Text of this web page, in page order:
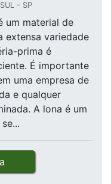
- SP
um material de
extensa variedade
prima é
É importante
uma empresa de
e qualquer
A lona é um